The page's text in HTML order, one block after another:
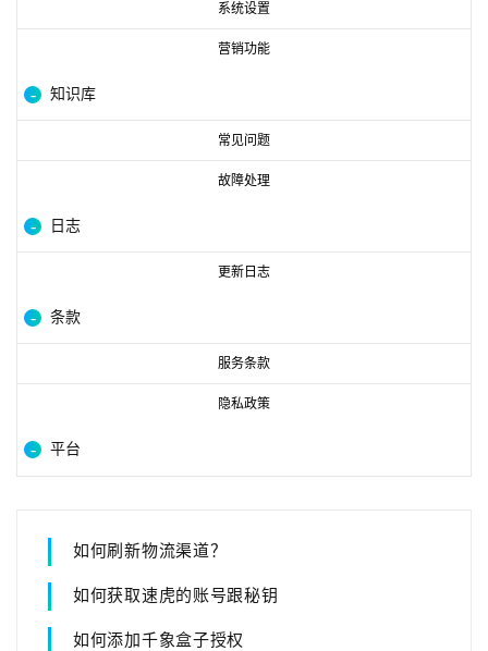
系统设置
营销功能
知识库
常见问题
故障处理
日志
更新日志
条款
服务条款
隐私政策
平台
如何刷新物流渠道？
如何获取速虎的账号跟秘钥
如何添加千象盒子授权